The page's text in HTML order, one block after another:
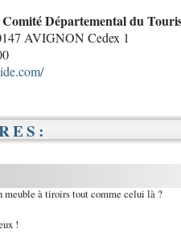
Comité Départemental du
AVIGNON Cedex 1
meuble à tiroirs tout comme celui là ?
!